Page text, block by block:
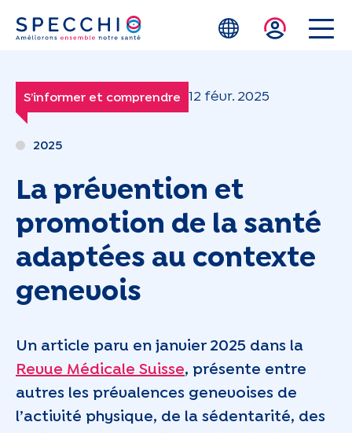
Skip to main content
S’informer et comprendre 12 févr. 2025
2025
La prévention et
promotion de la santé
adaptées au contexte
genevois
Un article paru en janvier 2025 dans la
Revue Médicale Suisse, présente entre
autres les prévalences genevoises de
l’activité physique, de la sédentarité, des